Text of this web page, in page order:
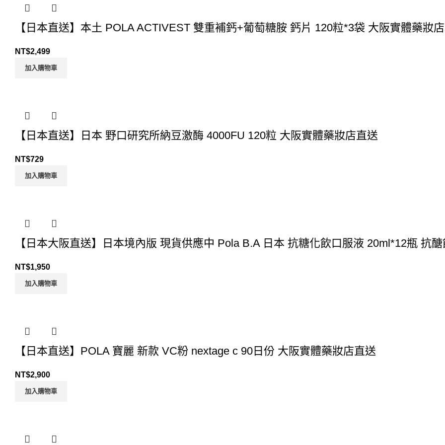
【日本直送】本土 POLA ACTIVEST 雙重補鈣+葡萄糖胺 鈣片 120粒*3袋 大阪實體藥妝
NT$2,499
加入購物車
【日本直送】日本 野口研究所納豆激酶 4000FU 120粒 大阪實體藥妝店直送
NT$729
加入購物車
【日本大阪直送】日本境內版 現貨供應中 Pola B.A 日本 抗糖化飲口服液 20ml*12瓶 抗
NT$1,950
加入購物車
【日本直送】POLA 寶麗 新款 VC粉 nextage c 90日份 大阪實體藥妝店直送
NT$2,900
加入購物車